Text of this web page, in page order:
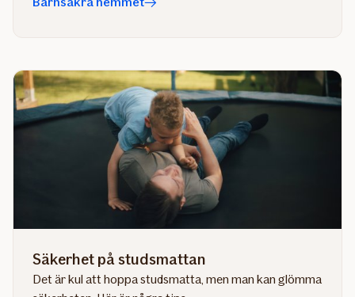
Säkerhet på studsmattan
Det är kul att hoppa studsmatta, men man kan glömma